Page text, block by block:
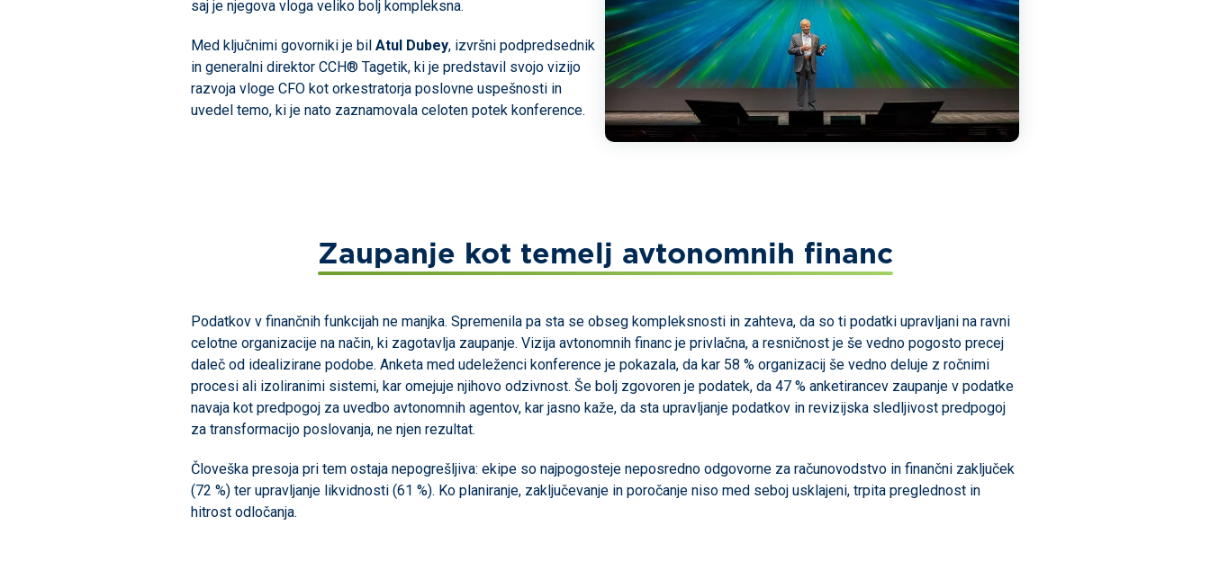
saj je njegova vloga veliko bolj kompleksna.
Med ključnimi govorniki je bil Atul Dubey, izvršni podpredsednik
in generalni direktor CCH® Tagetik, ki je predstavil svojo vizijo
razvoja vloge CFO kot orkestratorja poslovne uspešnosti in
uvedel temo, ki je nato zaznamovala celoten potek konference.
Zaupanje kot temelj avtonomnih financ
Podatkov v finančnih funkcijah ne manjka. Spremenila pa sta se obseg kompleksnosti in zahteva, da so ti podatki upravljani na ravni
celotne organizacije na način, ki zagotavlja zaupanje. Vizija avtonomnih financ je privlačna, a resničnost je še vedno pogosto precej
daleč od idealizirane podobe. Anketa med udeleženci konference je pokazala, da kar 58 % organizacij še vedno deluje z ročnimi
procesi ali izoliranimi sistemi, kar omejuje njihovo odzivnost. Še bolj zgovoren je podatek, da 47 % anketirancev zaupanje v podatke
navaja kot predpogoj za uvedbo avtonomnih agentov, kar jasno kaže, da sta upravljanje podatkov in revizijska sledljivost predpogoj
za transformacijo poslovanja, ne njen rezultat.
Človeška presoja pri tem ostaja nepogrešljiva: ekipe so najpogosteje neposredno odgovorne za računovodstvo in finančni zaključek
(72 %) ter upravljanje likvidnosti (61 %). Ko planiranje, zaključevanje in poročanje niso med seboj usklajeni, trpita preglednost in
hitrost odločanja.